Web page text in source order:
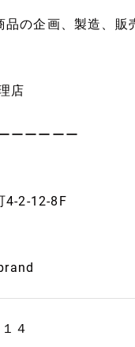
の企画、製造、販
店
ーーーーー
4-2-12-8F
４